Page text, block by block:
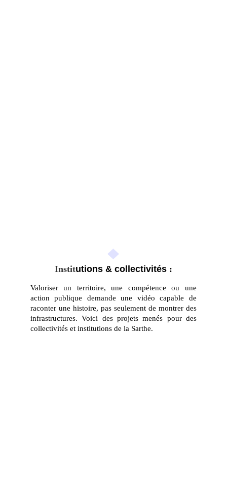
Institutions & collectivités :
Valoriser un territoire, une compétence ou une
action publique demande une vidéo capable de
raconter une histoire, pas seulement de montrer des
infrastructures. Voici des projets menés pour des
collectivités et institutions de la Sarthe.